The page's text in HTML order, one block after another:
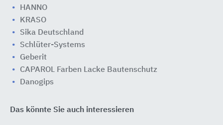
HANNO
KRASO
Sika Deutschland
Schlüter-Systems
Geberit
CAPAROL Farben Lacke Bautenschutz
Danogips
Das könnte Sie auch interessieren